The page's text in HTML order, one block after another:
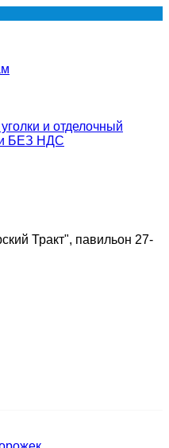
и отделочный
БЕЗ НДС
Тракт", павильон 27-